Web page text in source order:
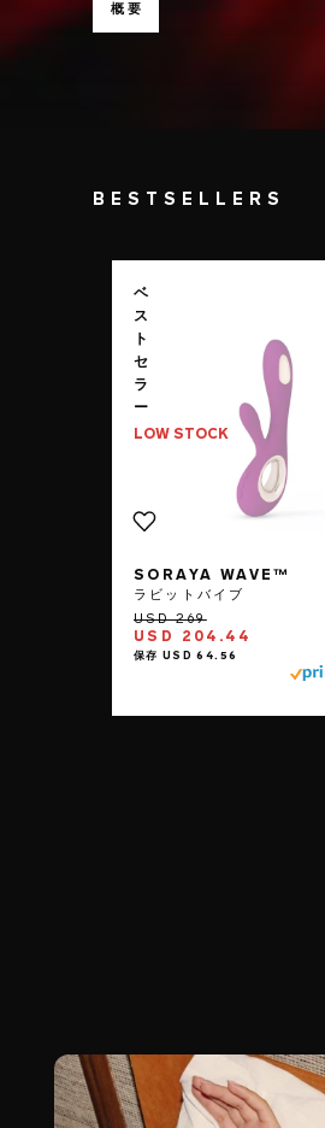
概要
BESTSELLERS
ベ
ス
ト
セ
ラ
ー
LOW STOCK
SORAYA WAVE™
ラビットバイブ
USD 204.44